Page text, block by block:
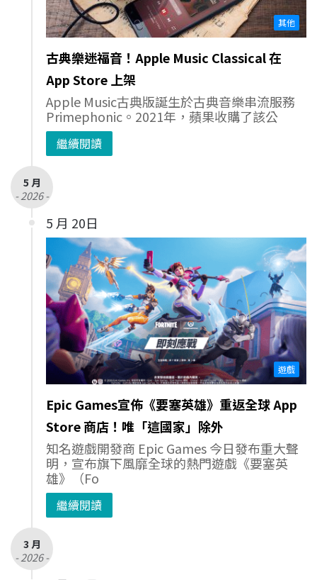
其他
古典樂迷福音！Apple Music Classical 在
App Store 上架
Apple Music古典版誕生於古典音樂串流服務
Primephonic。2021年，蘋果收購了該公
繼續閱讀
5 月
- 2026 -
5 月 20日
遊戲
Epic Games宣佈《要塞英雄》重返全球 App
Store 商店！唯「這國家」除外
知名遊戲開發商 Epic Games 今日發布重大聲
明，宣布旗下風靡全球的熱門遊戲《要塞英
雄》（Fo
繼續閱讀
3 月
- 2026 -